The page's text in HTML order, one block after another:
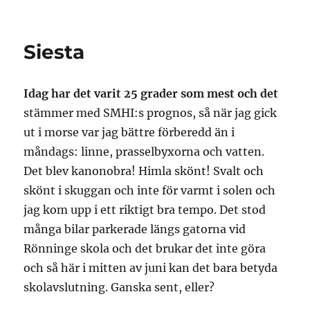
Siesta
Idag har det varit 25 grader som mest och det
stämmer med SMHI:s prognos, så när jag gick
ut i morse var jag bättre förberedd än i
måndags: linne, prasselbyxorna och vatten.
Det blev kanonobra! Himla skönt! Svalt och
skönt i skuggan och inte för varmt i solen och
jag kom upp i ett riktigt bra tempo. Det stod
många bilar parkerade längs gatorna vid
Rönninge skola och det brukar det inte göra
och så här i mitten av juni kan det bara betyda
skolavslutning. Ganska sent, eller?